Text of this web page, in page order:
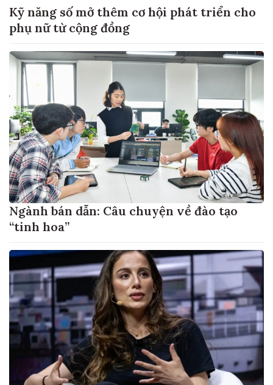
Kỹ năng số mở thêm cơ hội phát triển cho
phụ nữ từ cộng đồng
Ngành bán dẫn: Câu chuyện về đào tạo
“tinh hoa”